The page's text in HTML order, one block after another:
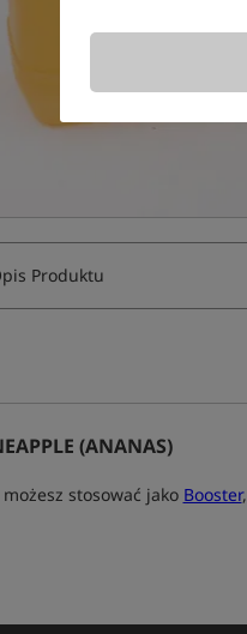
Produktu
(ANANAS)
stosować jako Booster,